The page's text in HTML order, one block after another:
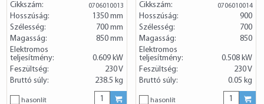
Cikkszám: 0706010013
Hosszúság:
1350 mm
Szélesség:
700 mm
Magasság:
850 mm
Elektromos
teljesítmény:
0.609 kW
Feszültség:
230 V
Bruttó súly:
238.5 kg
hasonlít
Cikkszám: 0706010014
Hosszúság:
900
Szélesség:
700
Magasság:
850
Elektromos
teljesítmény:
0.508 kW
Feszültség:
230 V
Bruttó súly:
0.05 kg
hasonlít